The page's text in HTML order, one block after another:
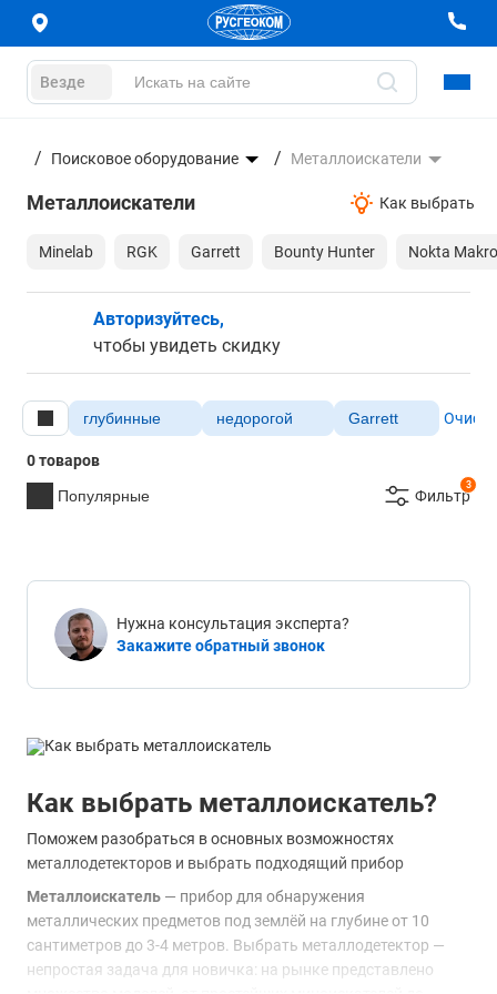
Везде
Поисковое оборудование Металлоискатели
Металлоискатели Как выбрать
Minelab RGK Garrett Bounty Hunter Nokta Makro
Авторизуйтесь,
чтобы увидеть скидку
глубинные недорогой Garrett
0 товаров
Популярные
3
Фильтр
Нужна консультация эксперта?
Закажите обратный звонок
Как выбрать металлоискатель?
Поможем разобраться в основных возможностях
металлодетекторов и выбрать подходящий прибор
Металлоискатель — прибор для обнаружения
металлических предметов под землёй на глубине от 10
сантиметров до 3-4 метров. Выбрать металлодетектор —
непростая задача для новичка: на рынке представлено